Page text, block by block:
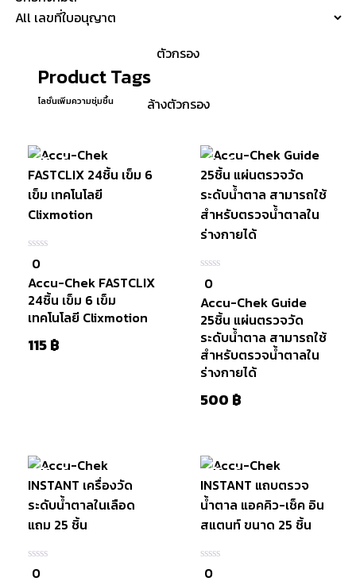
มีสินค้า
0
ใน
5
0
Accu-Chek FASTCLIX
24ชิ้น เข็ม 6 เข็ม
เทคโนโลยี Clixmotion
115฿
หยิบใส่
ตะกร้า
สินค้าหมดแล้ว
0
ใน
5
0
Accu-Chek Guide
25ชิ้น แผ่นตรวจวัด
ระดับน้ำตาล สามารถใช้
สำหรับตรวจน้ำตาลใน
ร่างกายได้
500 ฿
มีสินค้า
0
ใน
0
มีสินค้า
0
ใน
0
Product Tags
โลชั่นเพิ่มความชุ่มชื้น